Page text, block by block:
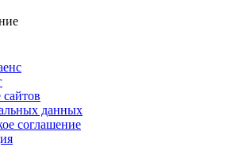
данных
соглашение